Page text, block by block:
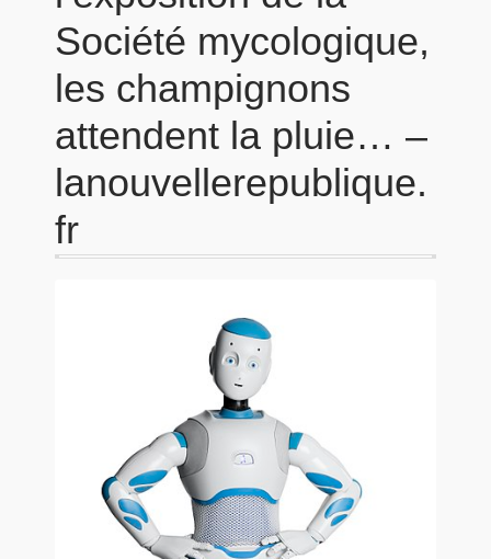
Société mycologique,
les champignons
attendent la pluie… –
lanouvellerepublique.
fr